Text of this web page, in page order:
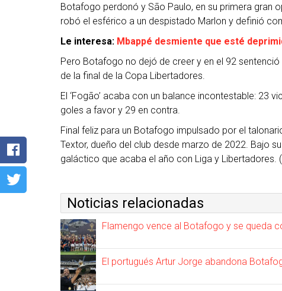
Botafogo perdonó y São Paulo, en su primera gran
robó el esférico a un despistado Marlon y definió
Le interesa: Mbappé desmiente que esté
Pero Botafogo no dejó de creer y en el 92
de la final de la Copa Libertadores.
El ‘Fogão’ acaba con un balance incontestable: 23
goles a favor y 29 en contra.
Final feliz para un Botafogo impulsado por el
Textor, dueño del club desde marzo de 2022. Bajo
galáctico que acaba el año con Liga y Libertadores.
Noticias relacionadas
Flamengo vence al Botafogo y se queda
El portugués Artur Jorge abandona